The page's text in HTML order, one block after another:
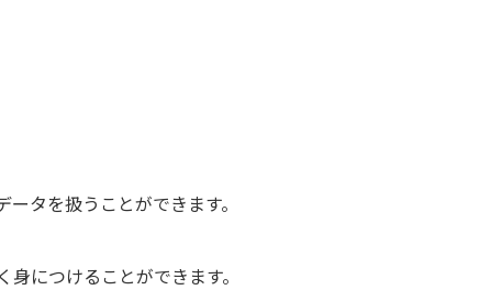
タを扱うことができます。
につけることができます。